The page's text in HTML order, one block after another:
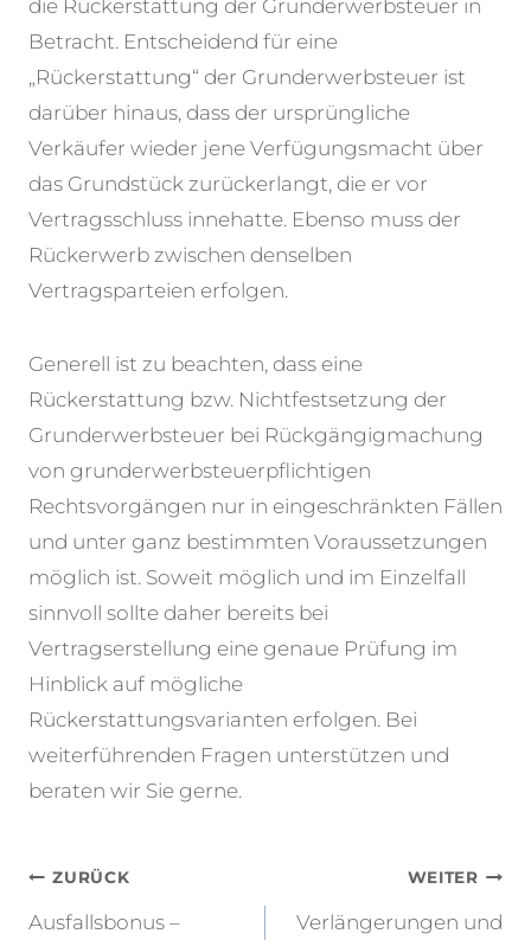
die Rückerstattung der Grunderwerbsteuer in
Betracht. Entscheidend für eine
„Rückerstattung“ der Grunderwerbsteuer ist
darüber hinaus, dass der ursprüngliche
Verkäufer wieder jene Verfügungsmacht über
das Grundstück zurückerlangt, die er vor
Vertragsschluss innehatte. Ebenso muss der
Rückerwerb zwischen denselben
Vertragsparteien erfolgen.
Generell ist zu beachten, dass eine
Rückerstattung bzw. Nichtfestsetzung der
Grunderwerbsteuer bei Rückgängigmachung
von grunderwerbsteuerpflichtigen
Rechtsvorgängen nur in eingeschränkten Fällen
und unter ganz bestimmten Voraussetzungen
möglich ist. Soweit möglich und im Einzelfall
sinnvoll sollte daher bereits bei
Vertragserstellung eine genaue Prüfung im
Hinblick auf mögliche
Rückerstattungsvarianten erfolgen. Bei
weiterführenden Fragen unterstützen und
beraten wir Sie gerne.
Beitragsnavigation
ZURÜCK
Ausfallsbonus –
WEITER
Verlängerungen und